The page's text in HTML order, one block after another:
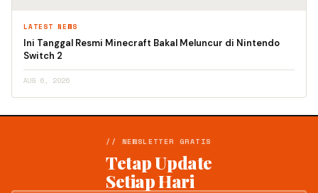
LATEST NEWS
Ini Tanggal Resmi Minecraft Bakal Meluncur di Nintendo
Switch 2
AUG 6, 2026
// NEWSLETTER GRATIS
Tetap Update
Setiap Hari